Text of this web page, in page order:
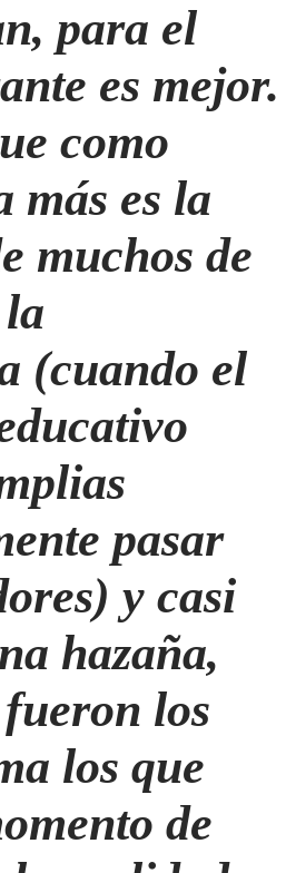
para el
es mejor.
como
más es la
muchos de
(cuando el
pasar
y casi
hazaña,
los
los que
de